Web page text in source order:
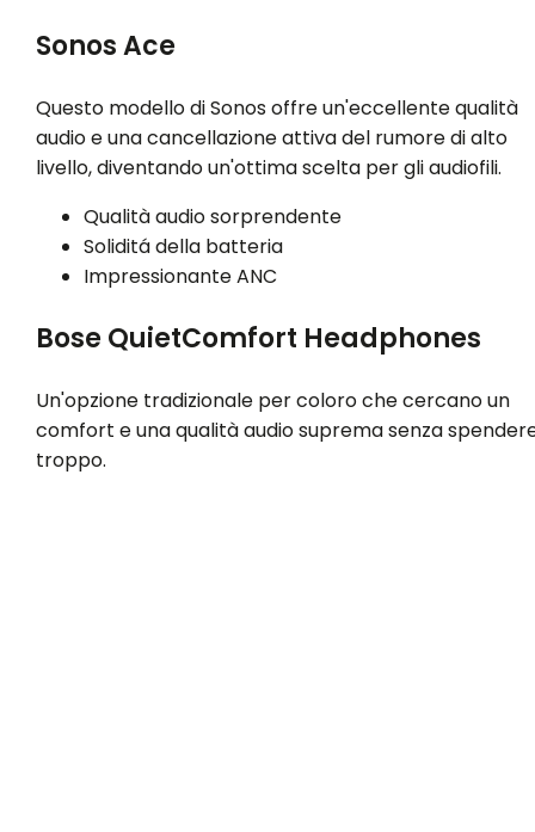
Sonos Ace
Questo modello di Sonos offre un'eccellente qualità
audio e una cancellazione attiva del rumore di alto
livello, diventando un'ottima scelta per gli audiofili.
Qualità audio sorprendente
Soliditá della batteria
Impressionante ANC
Bose QuietComfort Headphones
Un'opzione tradizionale per coloro che cercano un
comfort e una qualità audio suprema senza
troppo.